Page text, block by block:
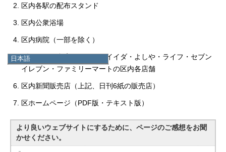
日本語
日本語
한국어
繁體中文
区内各駅の配布スタンド
区内公衆浴場
区内病院（一部を除く）
ダイエー西台店、コモディイイダ・よしや・ライフ・セブン
イレブン・ファミリーマートの区内各店舗
区内新聞販売店（上記、日刊6紙の販売店）
区ホームページ（PDF版・テキスト版）
より良いウェブサイトにするために、ページのご感想をお聞
かせください。